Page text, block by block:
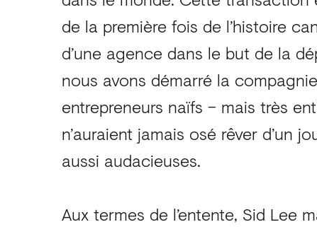
de la première fois de l’histoire
d’une agence dans le but de la
nous avons démarré la
entrepreneurs naïfs – mais très
n’auraient jamais osé rêver d’un
aussi audacieuses.
Aux termes de l’entente, Sid Lee